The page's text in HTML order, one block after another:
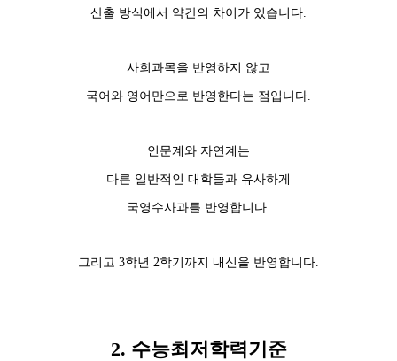
산출 방식에서 약간의 차이가 있습니다.
사회과목을 반영하지 않고
국어와 영어만으로 반영한다는 점입니다.
인문계와 자연계는
다른 일반적인 대학들과 유사하게
국영수사과를 반영합니다.
그리고 3학년 2학기까지 내신을 반영합니다.
2. 수능최저학력기준